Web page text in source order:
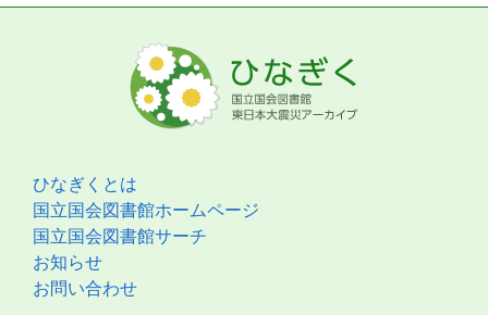
ひなぎくとは
国立国会図書館ホームページ
国立国会図書館サーチ
お知らせ
お問い合わせ